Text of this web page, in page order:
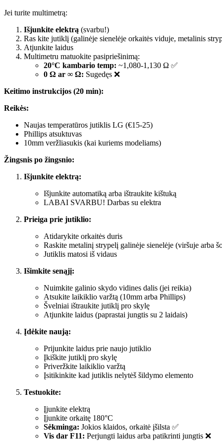
Jei turite multimetrą:
Išjunkite elektrą (svarbu!)
Ras kite jutiklį (galinėje sienelėje orkaitės viduje, metalinis
Atjunkite laidus
Multimetru matuokite pasipriešinimą:
20°C kambario temp: ~1,080-1,130 Ω ✅
0 Ω ar ∞ Ω: Sugedęs ❌
Keitimo instrukcijos (20 min):
Reikės:
Naujas temperatūros jutiklis LG (€15-25)
Phillips atsuktuvas
10mm veržliasukis (kai kuriems modeliams)
Žingsnis po žingsnio:
Išjunkite elektrą:
Išjunkite automatiką arba ištraukite kištuką
LABAI SVARBU! Darbas su elektra
Prieiga prie jutiklio:
Atidarykite orkaitės duris
Raskite metalinį strypelį galinėje sienelėje (viršuje arba
Jutiklis matosi iš vidaus
Išimkite senąjį:
Nuimkite galinio skydo vidines dalis (jei reikia)
Atsukite laikiklio varžtą (10mm arba Phillips)
Švelniai ištraukite jutiklį pro skylę
Atjunkite laidus (paprastai jungtis su 2 laidais)
Įdėkite naują:
Prijunkite laidus prie naujo jutiklio
Įkiškite jutiklį pro skylę
Priveržkite laikiklio varžtą
Įsitikinkite kad jutiklis nelytėš šildymo elemento
Testuokite:
Įjunkite elektrą
Įjunkite orkaitę 180°C
Sėkminga: Jokios klaidos, orkaitė įšilsta ✅
Vis dar F11: Perjungti laidus arba patikrinti jungtis ❌